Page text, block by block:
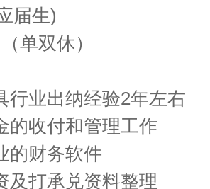
届生)
单双休）
行业出纳经验2年左右
的收付和管理工作
的财务软件
及打承兑资料整理